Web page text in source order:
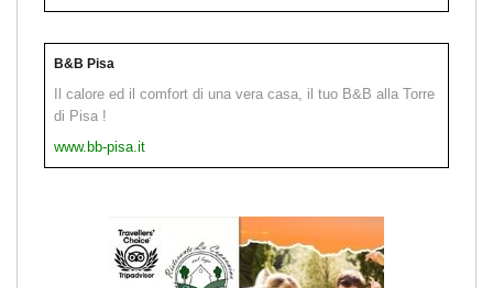
B&B Pisa
Il calore ed il comfort di una vera casa, il tuo B&B alla Torre
di Pisa !
www.bb-pisa.it